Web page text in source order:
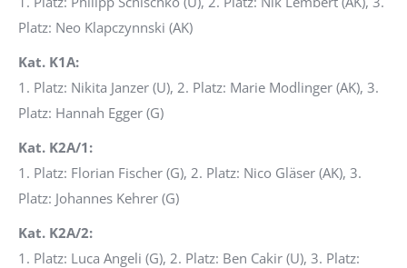
Platz: Neo Klapczynnski (AK)
Kat. K1A:
1. Platz: Nikita Janzer (U), 2. Platz: Marie Modlinger (AK), 3.
Platz: Hannah Egger (G)
Kat. K2A/1:
1. Platz: Florian Fischer (G), 2. Platz: Nico Gläser (AK), 3.
Platz: Johannes Kehrer (G)
Kat. K2A/2:
1. Platz: Luca Angeli (G), 2. Platz: Ben Cakir (U), 3. Platz: